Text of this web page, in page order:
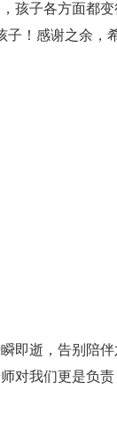
孩子各方面都
！感谢之余，
即逝，告别陪
对我们更是负